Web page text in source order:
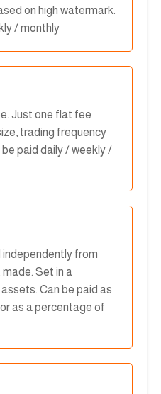
on high watermark.
/ monthly
Just one flat fee
trading frequency
paid daily / weekly /
from
Set in a
Can be paid as
as a percentage of